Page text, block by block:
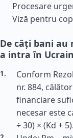
Procesare
Viză pentru
De câți bani au
a intra în
Conform
nr. 884,
financiare
necesar este
÷ 30) × (Kd + 5).